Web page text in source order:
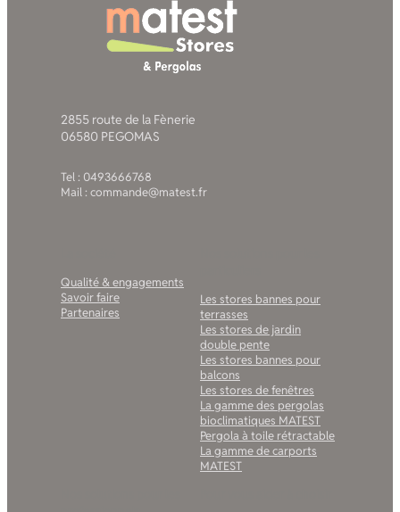
2855 route de la Fènerie
06580 PEGOMAS
Tel : 0493666768
Mail : commande@matest.fr
Qualité & engagements
Savoir faire
Partenaires
Les stores bannes pour
terrasses
Les stores de jardin
double pente
Les stores bannes pour
balcons
Les stores de fenêtres
La gamme des pergolas
bioclimatiques MATEST
Pergola à toile rétractable
La gamme de carports
MATEST